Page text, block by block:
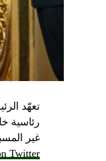
تعهّد
رئاسية
غير
Twitter